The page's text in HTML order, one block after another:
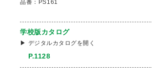
品番： PS161
学校版カタログ
デジタルカタログを開く
P.1128